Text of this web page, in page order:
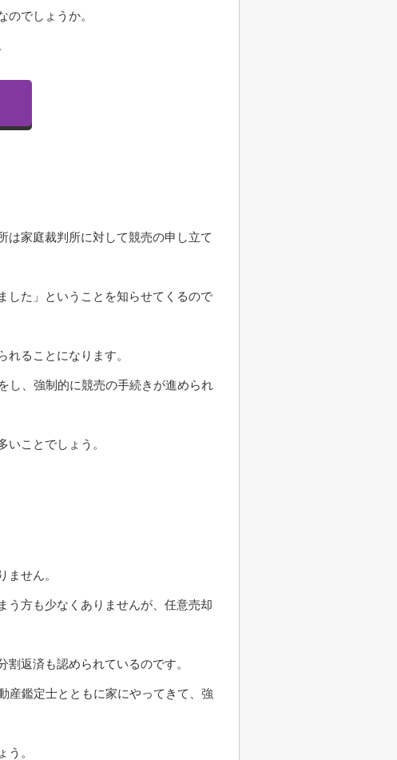
でしょうか。
は家庭裁判所に対して競売の申し立て
した」ということを知らせてくるので
ることになります。
し、強制的に競売の手続きが進められ
ことでしょう。
せん。
う方も少なくありませんが、任意売却
返済も認められているのです。
産鑑定士とともに家にやってきて、強
。